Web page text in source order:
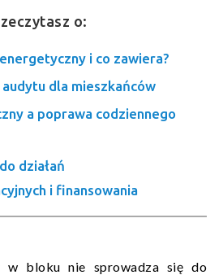
o:
i co zawiera?
audytu dla mieszkańców
a poprawa codziennego
działań
i finansowania
w bloku nie sprowadza się do